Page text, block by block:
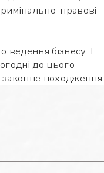
правові
бізнесу. І
до цього
походження.